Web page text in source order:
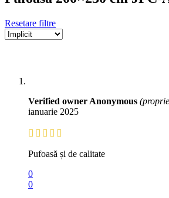
Resetare filtre
Verified owner Anonymous
ianuarie 2025
Pufoasă și de calitate
0
0